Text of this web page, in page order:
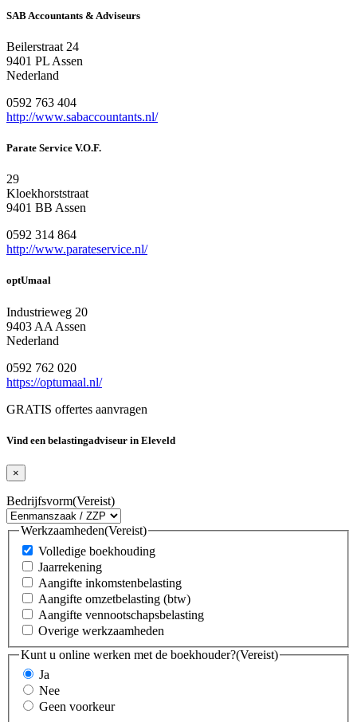
SAB Accountants & Adviseurs
Beilerstraat 24
9401 PL Assen
Nederland
0592 763 404
http://www.sabaccountants.nl/
Parate Service V.O.F.
29
Kloekhorststraat
9401 BB Assen
0592 314 864
http://www.parateservice.nl/
optUmaal
Industrieweg 20
9403 AA Assen
Nederland
0592 762 020
https://optumaal.nl/
GRATIS offertes aanvragen
Vind een belastingadviseur in Eleveld
×
Bedrijfsvorm(Vereist)
Werkzaamheden(Vereist)
Volledige boekhouding
Jaarrekening
Aangifte inkomstenbelasting
Aangifte omzetbelasting (btw)
Aangifte vennootschapsbelasting
Overige werkzaamheden
Kunt u online werken met de boekhouder?(Vereist)
Ja
Nee
Geen voorkeur